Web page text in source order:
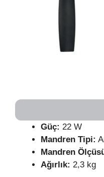
Güç: 22 W
Mandren Tipi:
Mandren
Ağırlık: 2,3 kg